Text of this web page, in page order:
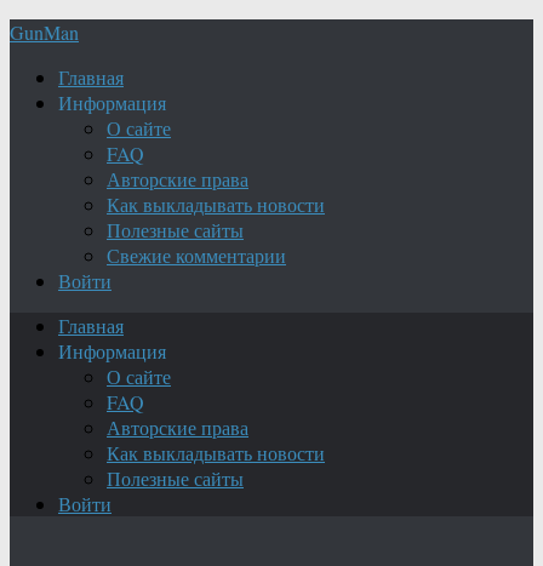
GunMan
Главная
Информация
О сайте
FAQ
Авторские права
Как выкладывать новости
Полезные сайты
Свежие комментарии
Войти
Главная
Информация
О сайте
FAQ
Авторские права
Как выкладывать новости
Полезные сайты
Войти